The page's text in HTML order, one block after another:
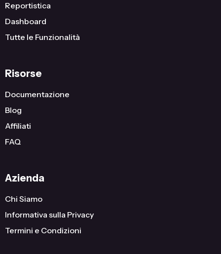
Reportistica
Dashboard
Tutte le Funzionalità
Risorse
Documentazione
Blog
Affiliati
FAQ
Azienda
Chi Siamo
Informativa sulla Privacy
Termini e Condizioni